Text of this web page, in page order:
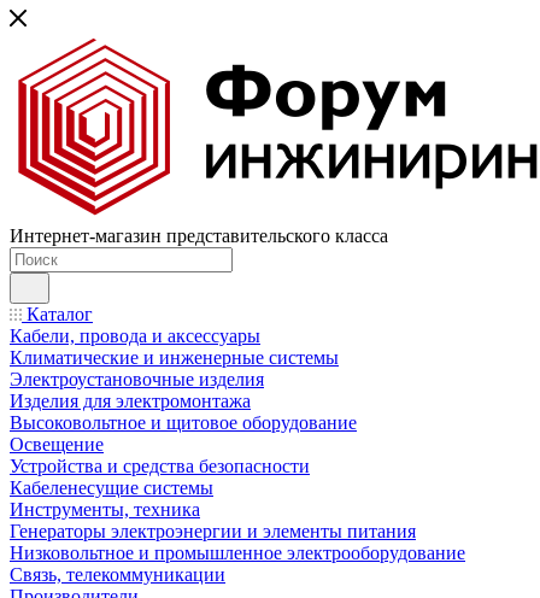
Интернет-магазин представительского класса
Каталог
Кабели, провода и аксессуары
Климатические и инженерные системы
Электроустановочные изделия
Изделия для электромонтажа
Высоковольтное и щитовое оборудование
Освещение
Устройства и средства безопасности
Кабеленесущие системы
Инструменты, техника
Генераторы электроэнергии и элементы питания
Низковольтное и промышленное электрооборудование
Связь, телекоммуникации